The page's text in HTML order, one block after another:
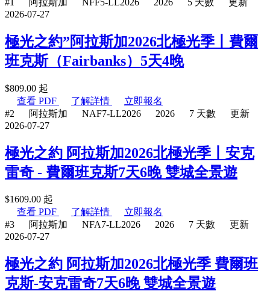
2026-07-27
極光之約”阿拉斯加2026北極光季丨費爾
班克斯（Fairbanks）5天4晚
$809.00 起
查看 PDF
了解詳情
立即報名
#2
阿拉斯加 NAF7-LL2026 2026 7 天數
更新
2026-07-27
極光之約 阿拉斯加2026北極光季丨安克
雷奇 - 費爾班克斯7天6晚 雙城全景遊
$1609.00 起
查看 PDF
了解詳情
立即報名
#3
阿拉斯加 NFA7-LL2026 2026 7 天數
更新
2026-07-27
極光之約 阿拉斯加2026北極光季 費爾班
克斯-安克雷奇7天6晚 雙城全景遊